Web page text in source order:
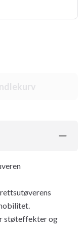
støteffekter og